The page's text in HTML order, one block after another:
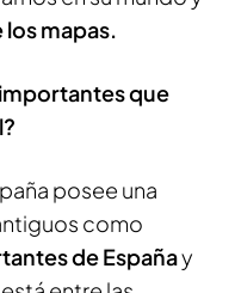
mapas.
que
posee una
como
de Españay